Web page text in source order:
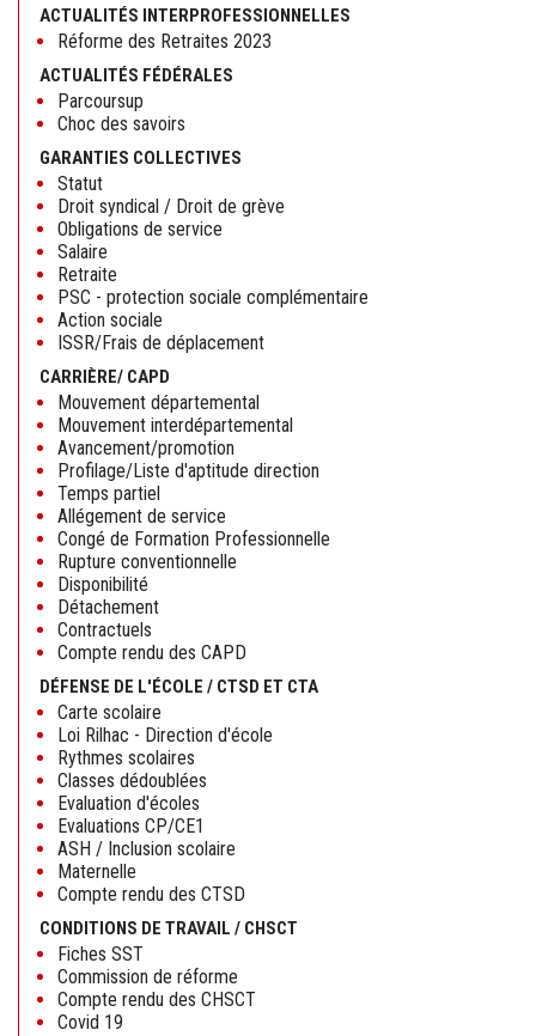
ACTUALITÉS INTERPROFESSIONNELLES
Réforme des Retraites 2023
ACTUALITÉS FÉDÉRALES
Parcoursup
Choc des savoirs
GARANTIES COLLECTIVES
Statut
Droit syndical / Droit de grève
Obligations de service
Salaire
Retraite
PSC - protection sociale complémentaire
Action sociale
ISSR/Frais de déplacement
CARRIÈRE/ CAPD
Mouvement départemental
Mouvement interdépartemental
Avancement/promotion
Profilage/Liste d'aptitude direction
Temps partiel
Allégement de service
Congé de Formation Professionnelle
Rupture conventionnelle
Disponibilité
Détachement
Contractuels
Compte rendu des CAPD
DÉFENSE DE L'ÉCOLE / CTSD ET CTA
Carte scolaire
Loi Rilhac - Direction d'école
Rythmes scolaires
Classes dédoublées
Evaluation d'écoles
Evaluations CP/CE1
ASH / Inclusion scolaire
Maternelle
Compte rendu des CTSD
CONDITIONS DE TRAVAIL / CHSCT
Fiches SST
Commission de réforme
Compte rendu des CHSCT
Covid 19